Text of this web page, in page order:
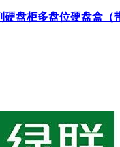
盘柜多盘位硬盘盒